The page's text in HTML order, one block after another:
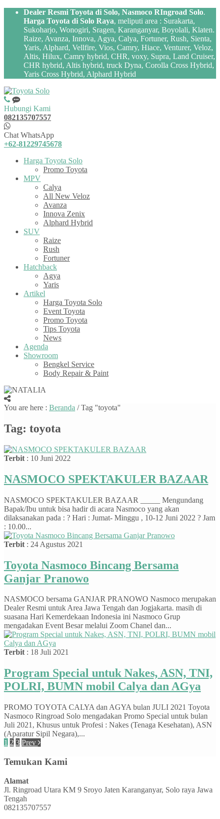
Dealer Resmi Toyota di Solo, Nasmoco RIngroad Solo.
Harga Toyota di Solo Raya, meliputi area : Surakarta,
Sukoharjo, Wonogiri, Sragen, Karanganyar, Boyolali, Klaten.
Raize, Avanza, Innova, Agya, Calya, Fortuner, Rush, Sienta,
Yaris, Alphard, Vellfire, Vios, Camry, Hiace, Venturer, Veloz,
Altis, Hilux, Camry hybrid, CHR, voxy, Supra, Land Cruiser,
CHR hybrid, Altis hybrid, truck Dyna, Corolla Cross Hybrid,
Yaris Cross Hybrid, Alphard Hybrid
Hubungi Kami
082135707557
Chat WhatsApp
+62-81229745678
Harga Toyota Solo
Promo Toyota
MPV
Calya
All New Veloz
Avanza
Innova Zenix
Alphard Hybrid
SUV
Raize
Rush
Fortuner
Hatchback
Agya
Yaris
Artikel
Harga Toyota Solo
Event Toyota
Promo Toyota
Tips Toyota
News
Agenda
Showroom
Bengkel Service
Body Repair & Paint
You are here : Beranda /Tag "toyota"
Tag: toyota
Terbit : 10 Juni 2022
NASMOCO SPEKTAKULER BAZAAR
NASMOCO SPEKTAKULER BAZAAR _____ Mengundang
Bapak/Ibu untuk bisa hadir di acara Nasmoco yang akan
dilaksanakan pada : ? Hari : Jumat- Minggu , 10-12 Juni 2022 ? Jam
: 10.00...
Terbit : 24 Agustus 2021
Toyota Nasmoco Bincang Bersama
Ganjar Pranowo
NASMOCO bersama GANJAR PRANOWO Nasmoco merupakan
Dealer Resmi untuk Area Jawa Tengah dan Jogjakarta. masih di
suasana Hari Kemerdekaan Indonesia ini Nasmoco Grup
mengadakan Event Besar melalui Zoom Chanel dan...
Terbit: 18 Juli 2021
Program Special untuk Nakes, ASN, TNI,
POLRI, BUMN mobil Calya dan AGya
PROMO TOYOTA CALYA dan AGYA bulan JULI 2021 Toyota
Nasmoco Ringroad Solo mengadakan Promo Special untuk bulan
Juli 2021, Khusus untuk Profesi : Nakes (Tenaga Kesehatan), ASN
(Aparatur Sipil Negara),...
1 2 3 Prev
Temukan Kami
Alamat
Jl. Ringroad Utara KM 9 Sroyo Jaten Karanganyar, Solo raya Jawa
Tengah
082135707557